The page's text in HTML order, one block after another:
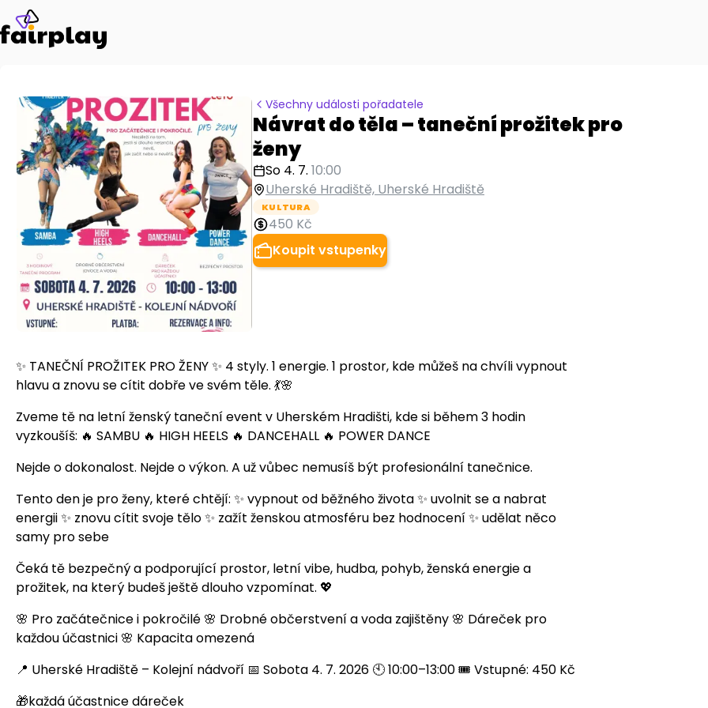
Všechny události pořadatele
Návrat do těla – taneční prožitek pro
ženy
So 4. 7. 10:00
Uherské Hradiště, Uherské Hradiště
KULTURA
450 Kč
Koupit vstupenky
✨ TANEČNÍ PROŽITEK PRO ŽENY ✨ 4 styly. 1 energie. 1 prostor, kde můžeš na chvíli vypnout
hlavu a znovu se cítit dobře ve svém těle. 💃🌸
Zveme tě na letní ženský taneční event v Uherském Hradišti, kde si během 3 hodin
vyzkoušíš: 🔥 SAMBU 🔥 HIGH HEELS 🔥 DANCEHALL 🔥 POWER DANCE
Nejde o dokonalost. Nejde o výkon. A už vůbec nemusíš být profesionální tanečnice.
Tento den je pro ženy, které chtějí: ✨ vypnout od běžného života ✨ uvolnit se a nabrat
energii ✨ znovu cítit svoje tělo ✨ zažít ženskou atmosféru bez hodnocení ✨ udělat něco
samy pro sebe
Čeká tě bezpečný a podporující prostor, letní vibe, hudba, pohyb, ženská energie a
prožitek, na který budeš ještě dlouho vzpomínat. 💖
🌸 Pro začátečnice i pokročilé 🌸 Drobné občerstvení a voda zajištěny 🌸 Dáreček pro
každou účastnici 🌸 Kapacita omezená
📍 Uherské Hradiště – Kolejní nádvoří 📅 Sobota 4. 7. 2026 🕙 10:00–13:00 🎟 Vstupné: 450 Kč
🎁každá účastnice dáreček